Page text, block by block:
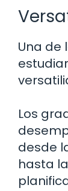
Una de
Los
desde
hasta